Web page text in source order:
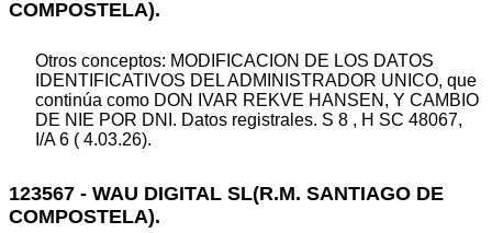
COMPOSTELA).
Otros conceptos: MODIFICACION DE LOS DATOS
IDENTIFICATIVOS DEL ADMINISTRADOR UNICO, que
continúa como DON IVAR REKVE HANSEN, Y CAMBIO
DE NIE POR DNI. Datos registrales. S 8 , H SC 48067,
I/A 6 ( 4.03.26).
123567 - WAU DIGITAL SL(R.M. SANTIAGO DE
COMPOSTELA).